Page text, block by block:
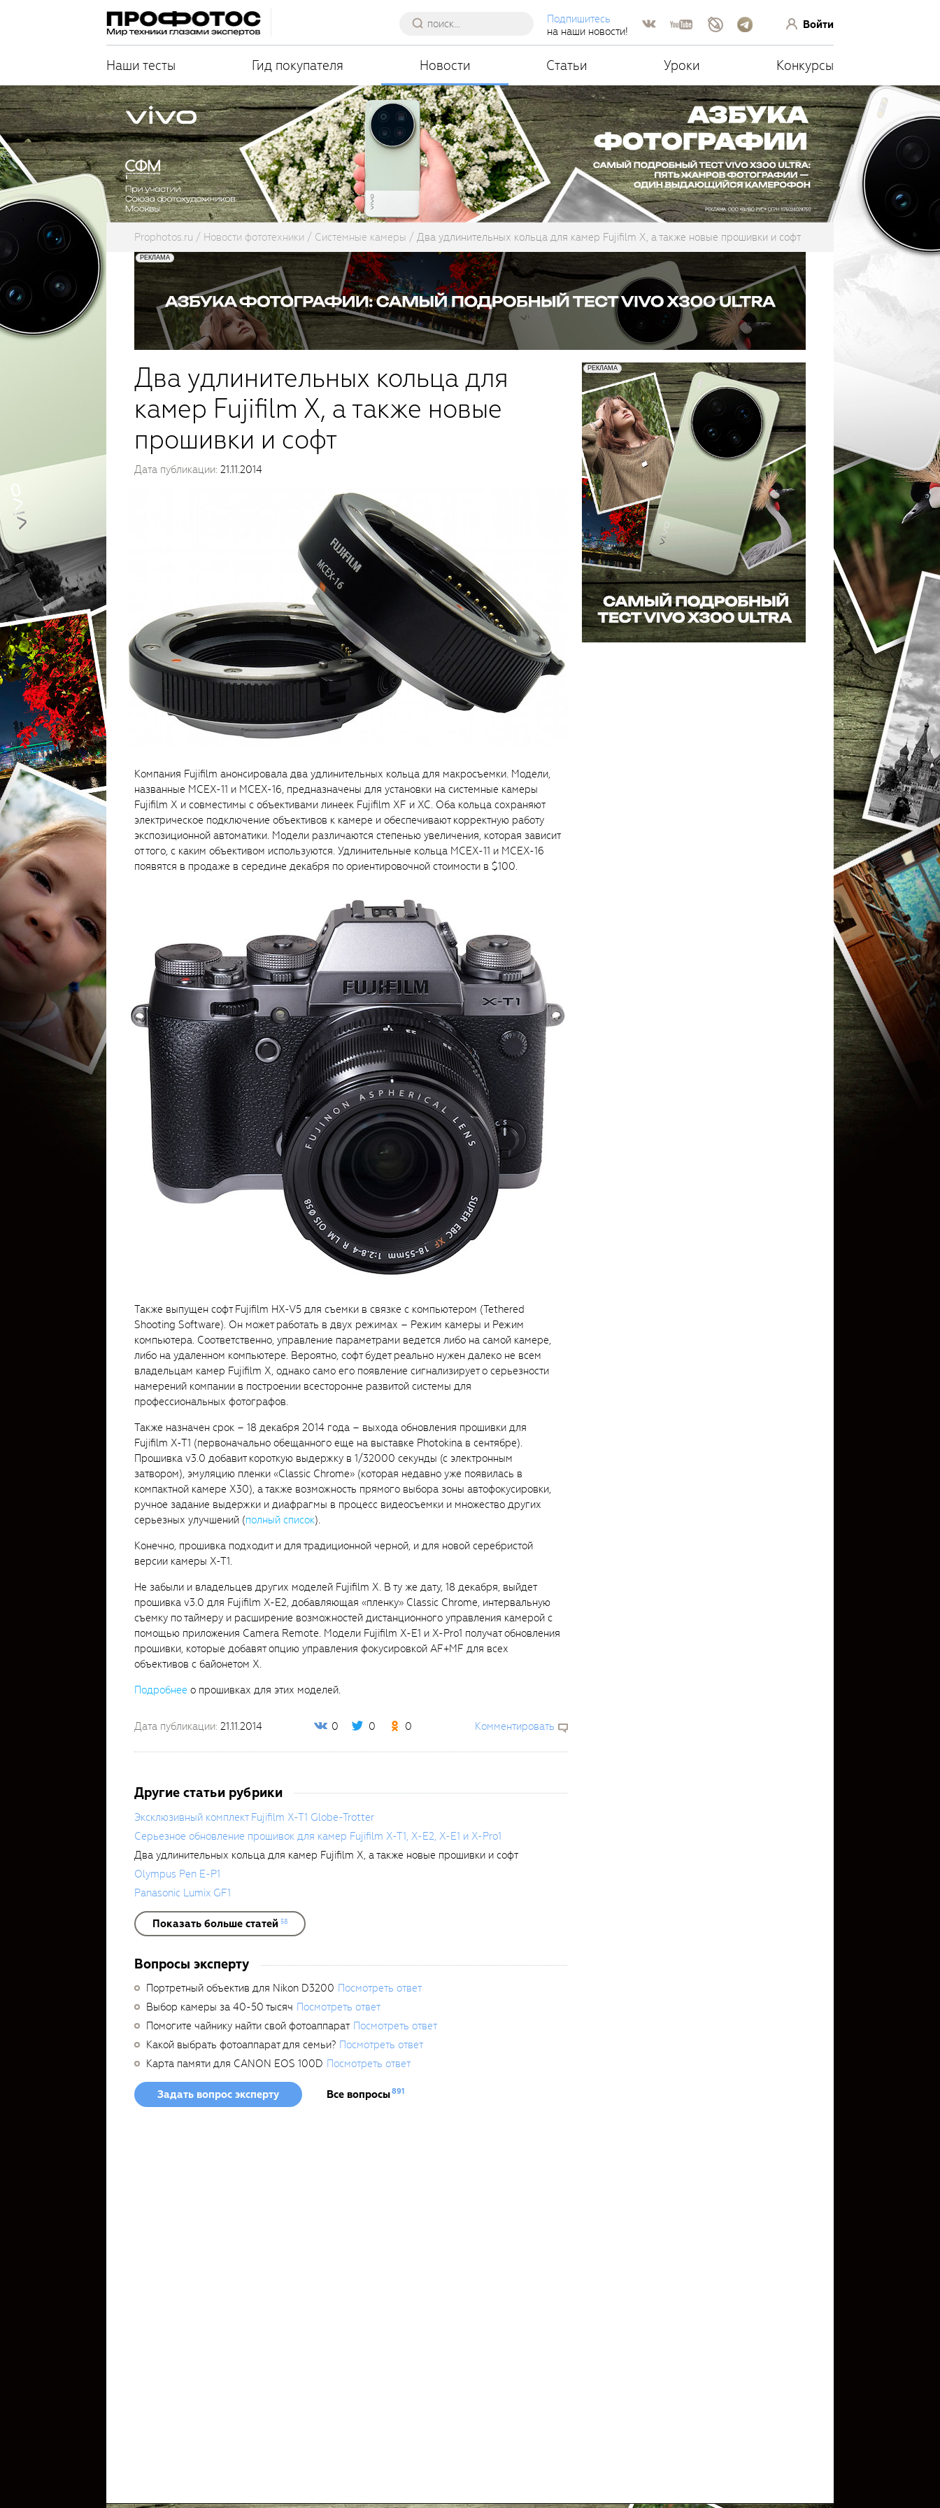
Подпишитесь
на наши новости!
Войти
Наши тесты Гид покупателя Новости Статьи Уроки Конкурсы
Prophotos.ru Новости фототехники Системные камеры Два удлинительных кольца для камер Fujifilm X, а также новые прошивки и софт
Два удлинительных кольца для
камер Fujifilm X, а также новые
прошивки и софт
Дата публикации: 21.11.2014
Компания Fujifilm анонсировала два удлинительных кольца для макросъемки. Модели,
названные MCEX-11 и MCEX-16, предназначены для установки на системные камеры
Fujifilm X и совместимы с объективами линеек Fujifilm XF и XC. Оба кольца сохраняют
электрическое подключение объективов к камере и обеспечивают корректную работу
экспозиционной автоматики. Модели различаются степенью увеличения, которая зависит
от того, с каким объективом используются. Удлинительные кольца MCEX-11 и MCEX-16
появятся в продаже в середине декабря по ориентировочной стоимости в $100.
Также выпущен софт Fujifilm HX-V5 для съемки в связке с компьютером (Tethered
Shooting Software). Он может работать в двух режимах – Режим камеры и Режим
компьютера. Соответственно, управление параметрами ведется либо на самой камере,
либо на удаленном компьютере. Вероятно, софт будет реально нужен далеко не всем
владельцам камер Fujifilm X, однако само его появление сигнализирует о серьезности
намерений компании в построении всесторонне развитой системы для
профессиональных фотографов.
Также назначен срок – 18 декабря 2014 года – выхода обновления прошивки для
Fujifilm X-T1 (первоначально обещанного еще на выставке Photokina в сентябре).
Прошивка v3.0 добавит короткую выдержку в 1/32000 секунды (с электронным
затвором), эмуляцию пленки «Classic Chrome» (которая недавно уже появилась в
компактной камере X30), а также возможность прямого выбора зоны автофокусировки,
ручное задание выдержки и диафрагмы в процесс видеосъемки и множество других
серьезных улучшений (полный список).
Конечно, прошивка подходит и для традиционной черной, и для новой серебристой
версии камеры X-T1.
Не забыли и владельцев других моделей Fujifilm X. В ту же дату, 18 декабря, выйдет
прошивка v3.0 для Fujifilm X-E2, добавляющая «пленку» Classic Chrome, интервальную
съемку по таймеру и расширение возможностей дистанционного управления камерой с
помощью приложения Camera Remote. Модели Fujifilm X-E1 и X-Pro1 получат обновления
прошивки, которые добавят опцию управления фокусировкой AF+MF для всех
объективов с байонетом Х.
Подробнее о прошивках для этих моделей.
Дата публикации: 21.11.2014 0 0 0 Комментировать
Другие статьи рубрики
Эксклюзивный комплект Fujifilm X-T1 Globe-Trotter
Серьезное обновление прошивок для камер Fujifilm X-T1, X-E2, X-E1 и X-Pro1
Два удлинительных кольца для камер Fujifilm X, а также новые прошивки и софт
Olympus Pen E-P1
Panasonic Lumix GF1
Показать больше статей 58
Вопросы эксперту
Портретный объектив для Nikon D3200 Посмотреть ответ
Выбор камеры за 40-50 тысяч Посмотреть ответ
Помогите чайнику найти свой фотоаппарат Посмотреть ответ
Какой выбрать фотоаппарат для семьи? Посмотреть ответ
Карта памяти для CANON EOS 100D Посмотреть ответ
Задать вопрос эксперту Все вопросы891